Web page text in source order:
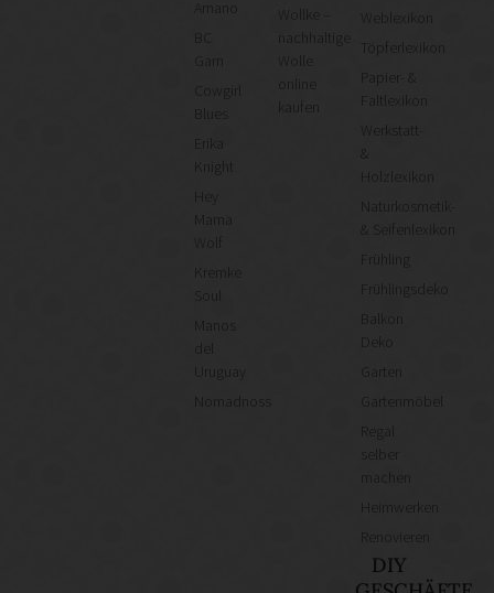
Cowgirl
Knight
Mama
Wolf
Kremke
Manos
Uruguay
Nomadnoss
Wollke –
nachhaltige
kaufen
Weblexikon
Töpferlexikon
Papier- &
Faltlexikon
Werkstatt-
&
Holzlexikon
Naturkosmetik-
& Seifenlexikon
Frühling
Frühlingsdeko
Deko
Garten
Gartenmöbel
Regal
Heimwerken
DIY